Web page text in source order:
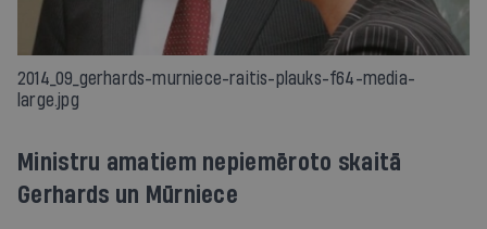
2014_09_gerhards-murniece-raitis-plauks-f64-media-
large.jpg
Ministru amatiem nepiemēroto skaitā
Gerhards un Mūrniece